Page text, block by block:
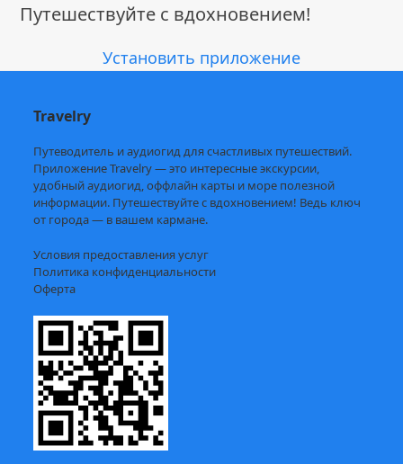
Путешествуйте с вдохновением!
Установить приложение
Travelry
Путеводитель и аудиогид для счастливых путешествий.
Приложение Travelry — это интересные экскурсии,
удобный аудиогид, оффлайн карты и море полезной
информации. Путешествуйте с вдохновением! Ведь ключ
от города — в вашем кармане.
Условия предоставления услуг
Политика конфиденциальности
Оферта